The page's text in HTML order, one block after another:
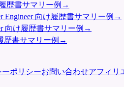
歴書サマリー例 →
Engineer 向け履歴書サマリー例 →
向け履歴書サマリー例 →
歴書サマリー例 →
ポリシーお問い合わせアフィリ